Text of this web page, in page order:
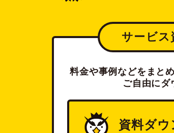
サービス
料金や事例などをまと
ご自由にダ
資料ダウ